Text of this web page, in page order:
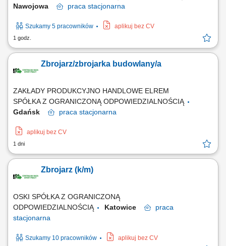
Nawojowa
praca stacjonarna
Szukamy 5 pracowników aplikuj bez CV
1 godz.
Zbrojarz/zbrojarka budowlany/a
ZAKŁADY PRODUKCYJNO HANDLOWE ELREM
SPÓŁKA Z OGRANICZONĄ ODPOWIEDZIALNOŚCIĄ
Gdańsk
praca stacjonarna
aplikuj bez CV
1 dni
Zbrojarz (k/m)
OSKI SPÓŁKA Z OGRANICZONĄ
ODPOWIEDZIALNOŚCIĄ
Katowice
praca
stacjonarna
Szukamy 10 pracowników aplikuj bez CV